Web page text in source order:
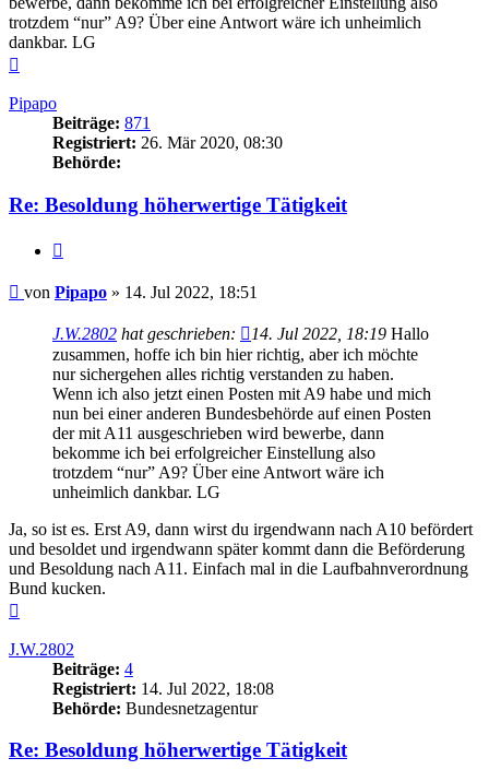
trotzdem “nur” A9? Über eine Antwort wäre ich unheimlich
dankbar. LG
Pipapo
Beiträge: 871
Registriert: 26. Mär 2020, 08:30
Behörde:
Re: Besoldung höherwertige Tätigkeit
Beitrag
von Pipapo » 14. Jul 2022, 18:51
J.W.2802 hat geschrieben: 14. Jul 2022, 18:19 Hallo
zusammen, hoffe ich bin hier richtig, aber ich möchte
nur sichergehen alles richtig verstanden zu haben.
Wenn ich also jetzt einen Posten mit A9 habe und mich
nun bei einer anderen Bundesbehörde auf einen Posten
der mit A11 ausgeschrieben wird bewerbe, dann
bekomme ich bei erfolgreicher Einstellung also
trotzdem “nur” A9? Über eine Antwort wäre ich
unheimlich dankbar. LG
Ja, so ist es. Erst A9, dann wirst du irgendwann nach A10 befördert
und besoldet und irgendwann später kommt dann die Beförderung
und Besoldung nach A11. Einfach mal in die Laufbahnverordnung
Bund kucken.
J.W.2802
Beiträge: 4
Registriert: 14. Jul 2022, 18:08
Behörde: Bundesnetzagentur
Re: Besoldung höherwertige Tätigkeit